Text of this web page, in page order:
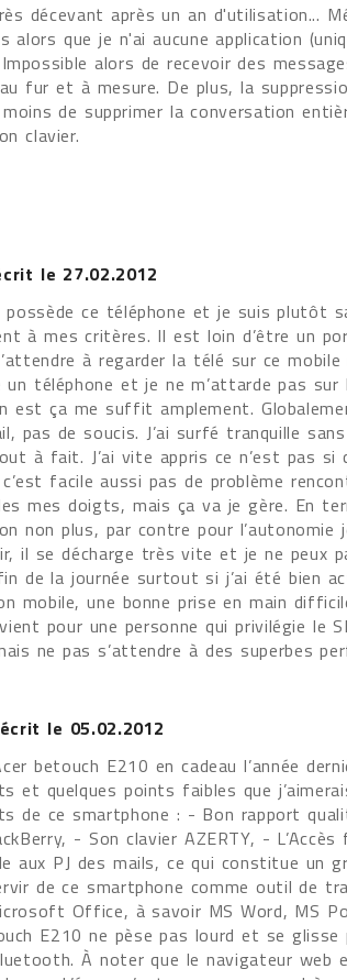
décevant après un an d'utilisation...
alors que je n'ai aucune application
alors de recevoir des
fur et à mesure. De plus, la
de supprimer la conversation
clavier.
le 27.02.2012
possède ce téléphone et je suis plutôt
à mes critères. Il est loin d’être un
à regarder la télé sur ce mobile
un téléphone et je ne m’attarde pas sur
est ça me suffit amplement.
pas de soucis. J’ai surfé tranquille
à fait. J’ai vite appris ce n’est pas si
facile aussi pas de problème
mes doigts, mais ça va je gère. En
non plus, par contre pour l’autonomie
il se décharge très vite et je ne peux
de la journée surtout si j’ai été bien
mobile, une bonne prise en main
pour une personne qui privilégie le
ne pas s’attendre à des superbes
le 05.02.2012
betouch E210 en cadeau l’année
et quelques points faibles que
de ce smartphone : - Bon rapport
- Son clavier AZERTY, -
aux PJ des mails, ce qui constitue un
de ce smartphone comme outil de
Office, à savoir MS Word, MS
E210 ne pèse pas lourd et se
À noter que le navigateur web